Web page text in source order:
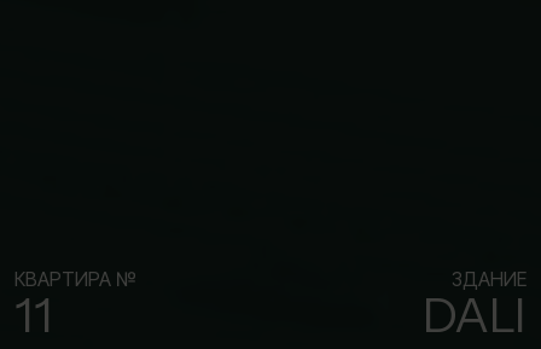
КВАРТИРА №
11
ЗДАНИЕ
DALI